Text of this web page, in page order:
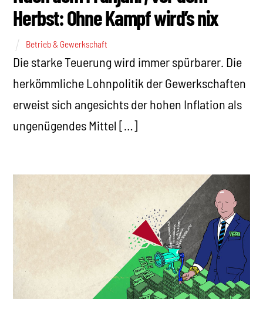
Herbst: Ohne Kampf wird’s nix
Betrieb & Gewerkschaft
Die starke Teuerung wird immer spürbarer. Die
herkömmliche Lohnpolitik der Gewerkschaften
erweist sich angesichts der hohen Inflation als
ungenügendes Mittel […]